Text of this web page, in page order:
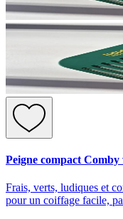
Peigne compact Comby
Frais, verts, ludiques et
pour un coiffage facile,